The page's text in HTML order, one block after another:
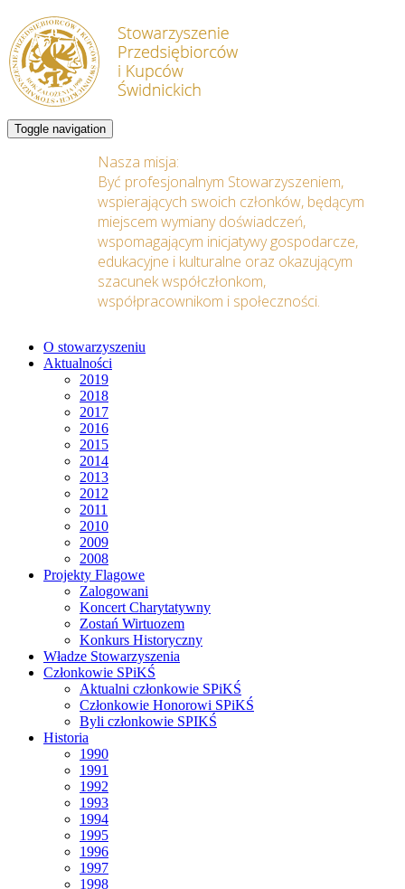
Toggle navigation
Nasza misja:
Być profesjonalnym Stowarzyszeniem,
wspierających swoich członków, będącym
miejscem wymiany doświadczeń,
wspomagającym inicjatywy gospodarcze,
edukacyjne i kulturalne oraz okazującym
szacunek współczłonkom,
współpracownikom i społeczności.
O stowarzyszeniu
Aktualności
2019
2018
2017
2016
2015
2014
2013
2012
2011
2010
2009
2008
Projekty Flagowe
Zalogowani
Koncert Charytatywny
Zostań Wirtuozem
Konkurs Historyczny
Władze Stowarzyszenia
Członkowie SPiKŚ
Aktualni członkowie SPiKŚ
Członkowie Honorowi SPiKŚ
Byli członkowie SPIKŚ
Historia
1990
1991
1992
1993
1994
1995
1996
1997
1998